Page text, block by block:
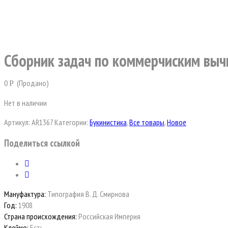
Сборник задач по коммерчиским
0Р (Продано)
Нет в наличии
Артикул: AR1367 Категории: Букинистика,Все товары,Новое
Поделиться ссылкой
Мануфактура: Типография В. Д. Смирнова
Год: 1908
Страна происхождения: Российская Империя